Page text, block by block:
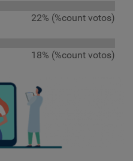
22% (%count votos)
18% (%count votos)